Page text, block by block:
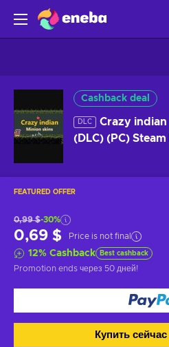
Cashback deal
DLC
Crazy indian
(DLC) (PC)
FEATURED OFFER
0,99 $-30%
0,69 $ Price is not final
12% Cashback Best cashback
Promotion ends через 50 дней!
Купить сейчас